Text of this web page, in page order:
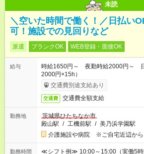
未読
＼空いた時間で働く！／日払い
可！施設での見回りなど
派遣 ブランクOK WEB登録・面接OK
給与
時給1650円～ 夜勤時給2000円～
2000円×15h）
交通費別途支給あり
交通費 交通費全額支給
勤務地
茨城県ひたちなか市
殿山駅 / 工機前駅 / 美乃浜学園駅
介護施設や病院 ※ご自宅近辺から
勤務時間 ≪シフト例≫ 10:00～15:00（実働5時